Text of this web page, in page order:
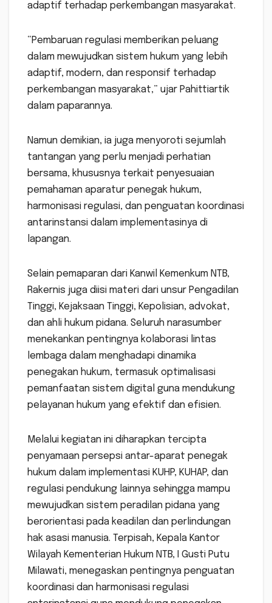
adaptif terhadap perkembangan masyarakat.
“Pembaruan regulasi memberikan peluang
dalam mewujudkan sistem hukum yang lebih
adaptif, modern, dan responsif terhadap
perkembangan masyarakat,” ujar Pahittiartik
dalam paparannya.
Namun demikian, ia juga menyoroti sejumlah
tantangan yang perlu menjadi perhatian
bersama, khususnya terkait penyesuaian
pemahaman aparatur penegak hukum,
harmonisasi regulasi, dan penguatan koordinasi
antarinstansi dalam implementasinya di
lapangan.
Selain pemaparan dari Kanwil Kemenkum NTB,
Rakernis juga diisi materi dari unsur Pengadilan
Tinggi, Kejaksaan Tinggi, Kepolisian, advokat,
dan ahli hukum pidana. Seluruh narasumber
menekankan pentingnya kolaborasi lintas
lembaga dalam menghadapi dinamika
penegakan hukum, termasuk optimalisasi
pemanfaatan sistem digital guna mendukung
pelayanan hukum yang efektif dan efisien.
Melalui kegiatan ini diharapkan tercipta
penyamaan persepsi antar-aparat penegak
hukum dalam implementasi KUHP, KUHAP, dan
regulasi pendukung lainnya sehingga mampu
mewujudkan sistem peradilan pidana yang
berorientasi pada keadilan dan perlindungan
hak asasi manusia. Terpisah, Kepala Kantor
Wilayah Kementerian Hukum NTB, I Gusti Putu
Milawati, menegaskan pentingnya penguatan
koordinasi dan harmonisasi regulasi